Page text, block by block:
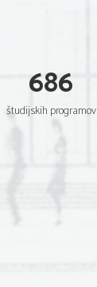
686
študijskih programov